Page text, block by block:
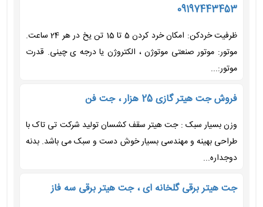
09197443453
ظرفیت خردکن: امکان خرد کردن 5 تا 15 تن یخ در هر 24 ساعت.
موتور: موتور صنعتی موتوژن ، الکتروژن یا درجه ی چینی. قدرت
موتور:...
فروش جت هیتر گازی 25 هزار ، جت فن
وزن بسیار سبک : جت هیتر سقف کشسان تولید شرکت تی تاک با
طراحی بهینه و مهندسی بسیار خوش دست و سبک می باشد. بدنه
دوجداره...
جت هیتر برقی گلخانه ای ، جت هیتر برقی سه فاز